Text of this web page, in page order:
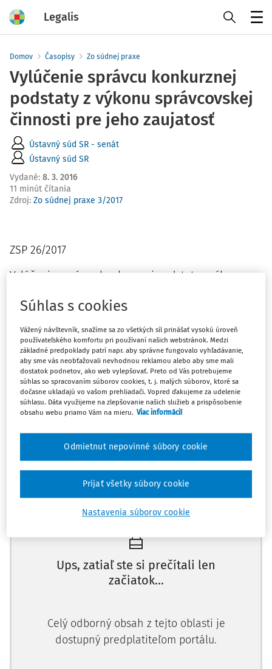
Legalis
Domov Časopisy Zo súdnej praxe
Vylúčenie správcu konkurznej
podstaty z výkonu správcovskej
činnosti pre jeho zaujatosť
Ústavný súd SR - senát
Ústavný súd SR
Vydané: 8. 3. 2016
11 minút čítania
Zdroj: Zo súdnej praxe 3/2017
ZSP 26/2017
Vylúčenie správcu konkurznej podstaty z výkonu
a doplnení niektorých zákonov v znení neskorších
predpisov
Správca konkurznej podstaty nevykonáva súdnu moc,
preto ich ne/predpojatosť nemožno posudzovať podľa
zásad vzťahujúcich sa na rozhodovanie o vylúčení sudcu z
NÁLEZ ÚSTAVNÉHO SÚDU SR, SP. ZN. I. ÚS 583/2015
Z ODÔVODNENIA:
septembra 2015 doručená sťažnosť spoločnosti K... k. s.
(ďalej len "sťažovateľka"), ktorou napadla v záhlaví tohto
uznesenia uvedené rozhodnutie KS v B. (ďalej len "krajský
ochrane ľudských práv a základných slobôd (ďalej len
"dohovor") s odôvodnením, že pri riešení a posudzovaní
Máte predplatné? Prihláste sa
Ups, zatiaľ ste si prečítali len
začiatok...
Celý odborný obsah z tejto oblasti je
dostupný predplatiteľom portálu.
Súhlas s cookies
Vážený návštevník, snažíme sa zo všetkých síl prinášať vysokú úroveň
používateľského komfortu pri používaní našich webstránok. Medzi
základné predpoklady patrí napr. aby správne fungovalo vyhľadávanie,
aby sme vás neobťažovali nevhodnou reklamou alebo aby sme mali
dostatok podnetov, ako web vylepšovať. Preto od Vás potrebujeme
súhlas so spracovaním súborov cookies, t. j. malých súborov, ktoré sa
dočasne ukladajú vo vašom prehliadači. Vopred ďakujeme za udelenie
súhlasu. Dáta využijeme na zlepšovanie našich služieb a prispôsobenie
obsahu webu priamo Vám na mieru. Viac informácií
Nastavenia súborov cookie
Odmietnut nepovinné súbory cookie
Prijať všetky súbory cookie